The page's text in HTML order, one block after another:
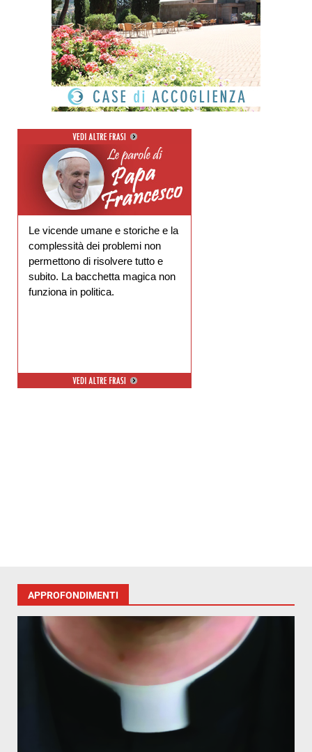
Le vicende umane e storiche e la
complessità dei problemi non
permettono di risolvere tutto e
subito. La bacchetta magica non
funziona in politica.
APPROFONDIMENTI